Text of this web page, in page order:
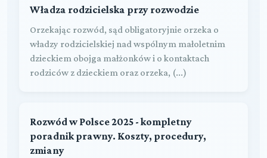
Władza rodzicielska przy rozwodzie
Orzekając rozwód, sąd obligatoryjnie orzeka o
władzy rodzicielskiej nad wspólnym małoletnim
dzieckiem obojga małżonków i o kontaktach
rodziców z dzieckiem oraz orzeka, (...)
Rozwód w Polsce 2025 - kompletny
poradnik prawny. Koszty, procedury,
zmiany